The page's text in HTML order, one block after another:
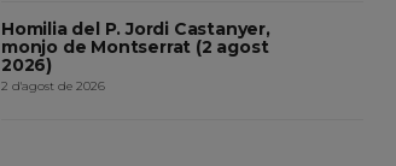
Homilia del P. Jordi Castanyer,
monjo de Montserrat (2 agost
2026)
2 d'agost de 2026